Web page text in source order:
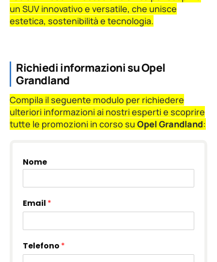
un SUV innovativo e versatile, che unisce
estetica, sostenibilità e tecnologia.
Richiedi informazioni su Opel
Grandland
Compila il seguente modulo per richiedere
ulteriori informazioni ai nostri esperti e scoprire
tutte le promozioni in corso su Opel Grandland:
Nome
Email *
Telefono *